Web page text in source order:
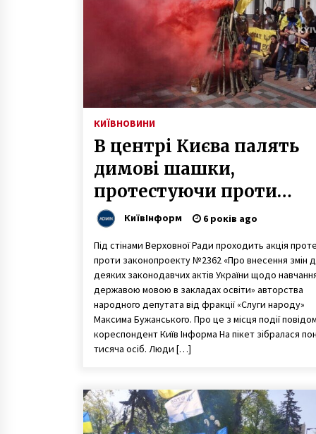
9 років ago
У Києві зафіксовано різкий спалах
грипу
7 років ago
Спецтехніка для ландшафтного
КИЇВНОВИНИ
В центрі Києва палять
димові шашки,
протестуючи проти
законопроекту
Бужанського (ФОТО)
КиївІнформ 6 років ago
Під стінами Верховної Ради проходить акція
проти законопроекту №2362 «Про внесення змін
деяких законодавчих актів України щодо
державою мовою в закладах освіти» авторства
народного депутата від фракції «Слуги народу»
Максима Бужанського. Про це з місця події
кореспондент Київ Інформа На пікет зібралася
тисяча осіб. Люди […]